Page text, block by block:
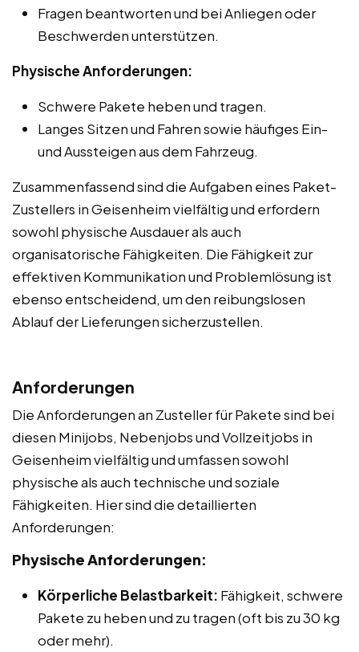
Fragen beantworten und bei Anliegen oder
Beschwerden unterstützen.
Physische Anforderungen:
Schwere Pakete heben und tragen.
Langes Sitzen und Fahren sowie häufiges Ein-
und Aussteigen aus dem Fahrzeug.
Zusammenfassend sind die Aufgaben eines Paket-
Zustellers in Geisenheim vielfältig und erfordern
sowohl physische Ausdauer als auch
organisatorische Fähigkeiten. Die Fähigkeit zur
effektiven Kommunikation und Problemlösung ist
ebenso entscheidend, um den reibungslosen
Ablauf der Lieferungen sicherzustellen.
Anforderungen
Die Anforderungen an Zusteller für Pakete sind bei
diesen Minijobs, Nebenjobs und Vollzeitjobs in
Geisenheim vielfältig und umfassen sowohl
physische als auch technische und soziale
Fähigkeiten. Hier sind die detaillierten
Anforderungen:
Physische Anforderungen:
Körperliche Belastbarkeit: Fähigkeit, schwere
Pakete zu heben und zu tragen (oft bis zu 30 kg
oder mehr).